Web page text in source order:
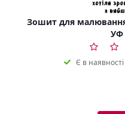
Зошит для
УФ
Є в наявності